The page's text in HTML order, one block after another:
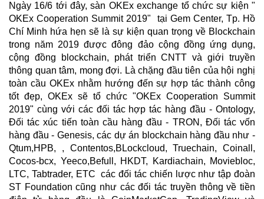
Ngày 16/6 tới đây, sàn OKEx exchange tổ chức sự kiện "
OKEx Cooperation Summit 2019" tại Gem Center, Tp. Hồ
Chí Minh hứa hẹn sẽ là sự kiện quan trọng về Blockchain
trong năm 2019 được đông đảo cộng đồng ứng dụng,
cộng đồng blockchain, phát triển CNTT và giới truyền
thông quan tâm, mong đợi. Là chặng đầu tiên của hội nghị
toàn cầu OKEx nhằm hướng đến sự hợp tác thành công
tốt đẹp, OKEx sẽ tổ chức "OKEx Cooperation Summit
2019" cùng với các đối tác hợp tác hàng đầu - Ontology,
Đối tác xúc tiến toàn cầu hàng đầu - TRON, Đối tác vốn
hàng đầu - Genesis, các dự án blockchain hàng đầu như -
Qtum,HPB, , Contentos,BLockcloud, Truechain, Coinall,
Cocos-bcx, Yeeco,Befull, HKDT, Kardiachain, Moviebloc,
LTC, Tabtrader, ETC các đối tác chiến lược như tập đoàn
ST Foundation cũng như các đối tác truyền thông về tiền